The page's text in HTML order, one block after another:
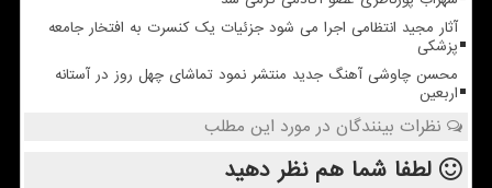
آثار مجید انتظامی اجرا می شود جزئیات یک کنسرت به افتخار جامعه
پزشکی
محسن چاوشی آهنگ جدید منتشر نمود تماشای چهل روز در آستانه
اربعین
نظرات بینندگان در مورد این مطلب
لطفا شما همنظر دهید